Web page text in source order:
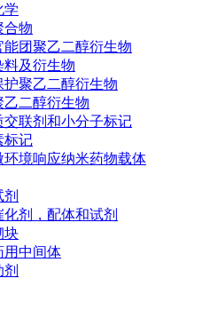
学
合物
能团聚乙二醇衍生物
料及衍生物
护聚乙二醇衍生物
乙二醇衍生物
交联剂和小分子标记
标记
环境响应纳米药物载体
化剂，配体和试剂
块
用中间体